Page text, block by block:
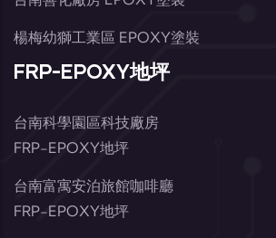
楊梅幼獅工業區 EPOXY塗裝
FRP-EPOXY地坪
台南科學園區科技廠房
FRP-EPOXY地坪
台南富寓安泊旅館咖啡廳
FRP-EPOXY地坪